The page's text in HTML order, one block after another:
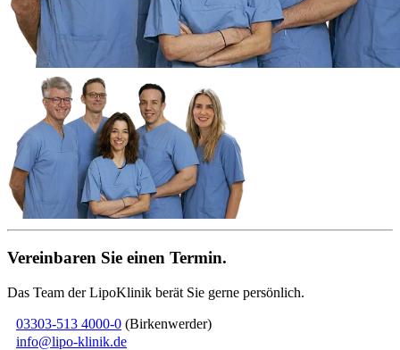
Vereinbaren Sie einen Termin.
Das Team der LipoKlinik berät Sie gerne persönlich.
03303-513 4000-0 (Birkenwerder)
info@lipo-klinik.de